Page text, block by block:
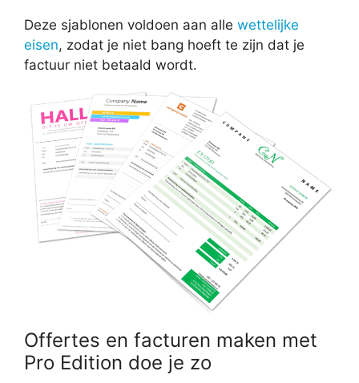
Deze sjablonen voldoen aan alle wettelijke
eisen, zodat je niet bang hoeft te zijn dat je
factuur niet betaald wordt.
Offertes en facturen maken met
Pro Edition doe je zo